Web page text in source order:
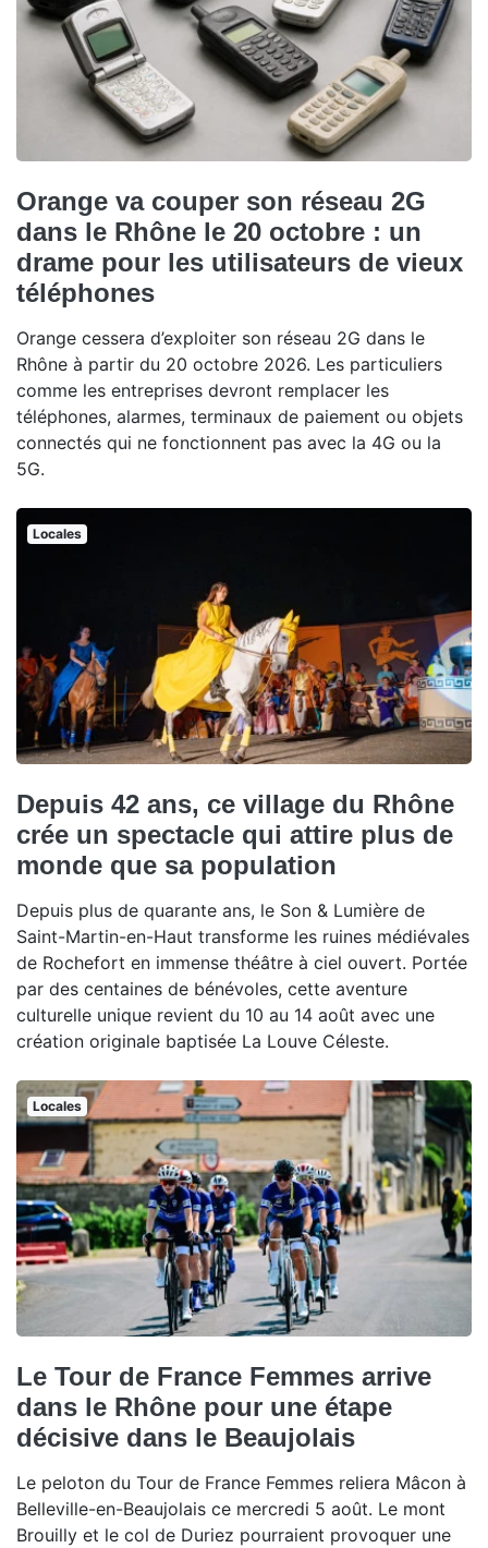
Orange va couper son réseau 2G
dans le Rhône le 20 octobre : un
drame pour les utilisateurs de vieux
téléphones
Orange cessera d’exploiter son réseau 2G dans le
Rhône à partir du 20 octobre 2026. Les particuliers
comme les entreprises devront remplacer les
téléphones, alarmes, terminaux de paiement ou objets
connectés qui ne fonctionnent pas avec la 4G ou la
5G.
Locales
Depuis 42 ans, ce village du Rhône
crée un spectacle qui attire plus de
monde que sa population
Depuis plus de quarante ans, le Son & Lumière de
Saint-Martin-en-Haut transforme les ruines médiévales
de Rochefort en immense théâtre à ciel ouvert. Portée
par des centaines de bénévoles, cette aventure
culturelle unique revient du 10 au 14 août avec une
création originale baptisée La Louve Céleste.
Locales
Le Tour de France Femmes arrive
dans le Rhône pour une étape
décisive dans le Beaujolais
Le peloton du Tour de France Femmes reliera Mâcon à
Belleville-en-Beaujolais ce mercredi 5 août. Le mont
Brouilly et le col de Duriez pourraient provoquer une